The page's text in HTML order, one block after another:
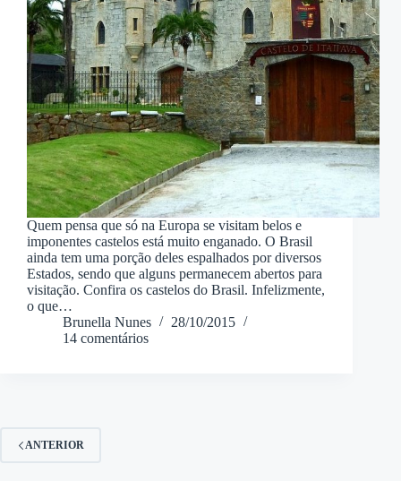
Quem pensa que só na Europa se visitam belos e
imponentes castelos está muito enganado. O Brasil
ainda tem uma porção deles espalhados por diversos
Estados, sendo que alguns permanecem abertos para
visitação. Confira os castelos do Brasil. Infelizmente,
o que…
Brunella Nunes
28/10/2015
14 comentários
ANTERIOR